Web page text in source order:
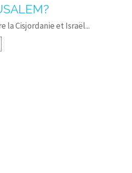
la Cisjordanie et Israël...